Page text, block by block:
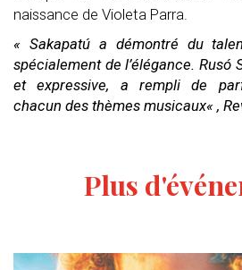
naissance de Violeta Parra.
« Sakapatú a démontré du
spécialement de l’élégance. Rusó
et expressive, a rempli de
chacun des thèmes musicaux« ,
Plus